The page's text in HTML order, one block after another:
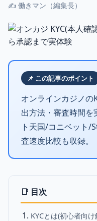
✍ 働きマン（編集長）
📌 この記事のポイント
オンラインカジノの
出方法・審査時間を
ト天国/コニベット/
査速度比較も収録。
📑 目次
KYCとは(初心者向け